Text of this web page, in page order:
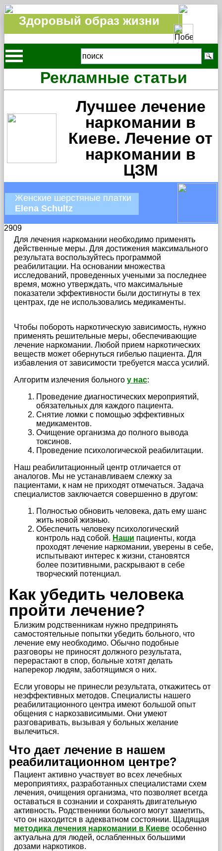
Здоровый образ жизни
Рекламные статьи
Лучшее лечение
наркомании в
Киеве. Лечение от
наркомании в
ЦЗМ
Женские шерстяные платки
Elena Schultz
2909
Для лечения наркомании необходимо применять
действенные меры. Для достижения максимального
результата воспользуйтесь программой
реабилитации. На основании множества
исследований, проведенных учеными за последнее
время, можно утверждать, что максимальные
показатели эффективности были достигнуты в тех
центрах, где не использовались медикаменты.
Чтобы побороть наркотическую зависимость, нужно
применять решительные меры, обеспечивающие
лечение наркомании. Любой прием наркотических
веществ может обернуться гибелью пациента. Для
избавления от зависимости требуется масса усилий.
Алгоритм излечения больного у нас:
Проведение диагностических мероприятий,
обязательных для каждого пациента.
Снятие ломки с помощью эффективных
медикаментов.
Очищение организма до полного вывода
токсинов.
Проведение психологической реабилитации.
Наш реабилитационный центр отличается от
аналогов. Мы не устанавливаем слежку за
пациентами, к нам не приходят отмечаться. Задача
специалистов заключается совершенно в другом:
Полностью обновить человека, дать ему шанс
жить новой жизнью.
Обеспечить человеку психологический
контроль над собой. Наши пациенты, когда
проходят лечение наркомании, уверены в себе,
испытывают интерес к жизни, становятся
более позитивными, раскрывают в себе
творческий потенциал.
Как убедить человека
пройти лечение?
Близким родственникам нужно предпринять
самостоятельные попытки убедить больного, что
лечение ему необходимо. Обычно подобные
разговоры не приносят должного результата,
перерастают в спор, больные хотят делать
наперекор людям, заботящимся о них.
Если уговоры не принесли результата, откажитесь от
неэффективных методов. Специалисты нашего
реабилитационного центра имеют большой опыт
общения с наркозависимыми. Они умеют
разговаривать, вызывая у больных желание
вылечиться.
Что дает лечение в нашем
реабилитационном центре?
Пациент активно участвует во всех лечебных
мероприятиях, разработанных специалистами схем
лечения, очищения организма, что позволяет всегда
оставаться в сознании и сохранять двигательную
активность. Родственники больного могут заметить,
что он находится в адекватном состоянии. Щадящая
методика лечения наркомании в Киеве особенно
актуальна для людей, ослабленных большими
дозами наркотиков.